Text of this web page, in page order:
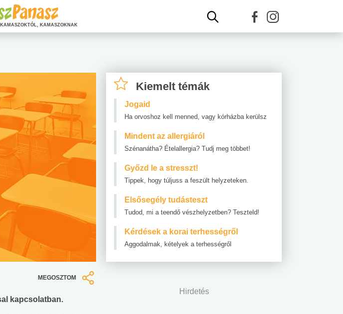
MEGOSZTOM
kapcsolatban.
Kiemelt témák
Jogaid
Ha orvoshoz kell menned, vagy kórházba kerülsz
Mindent az allergiáról
Szénanátha? Ételallergia? Tudj meg többet!
Győzd le a stresszt!
Tippek, hogy túljuss a feszült helyzeteken.
Elsősegély tudásteszt
Tudod, mi a teendő vészhelyzetben? Teszteld!
Kérdések a korai terhességről
Aggodalmak, kételyek a terhességről
Hirdetés
KAMASZOKNAK